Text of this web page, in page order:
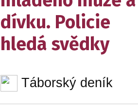
dívku. Policie
hledá svědky
Táborský deník